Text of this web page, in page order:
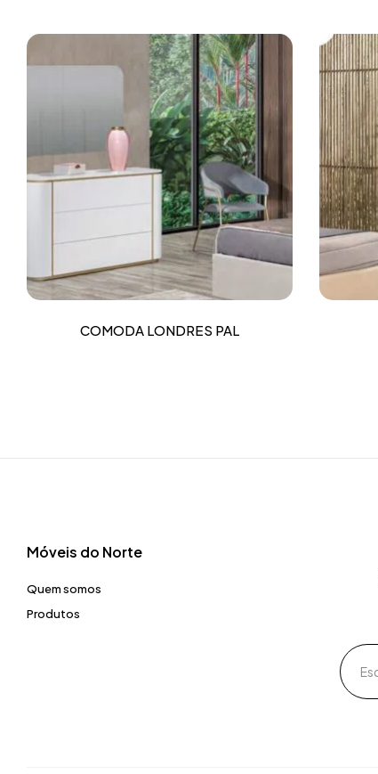
COMODA LONDRES PAL
Móveis do Norte​
Quem somos
Produtos